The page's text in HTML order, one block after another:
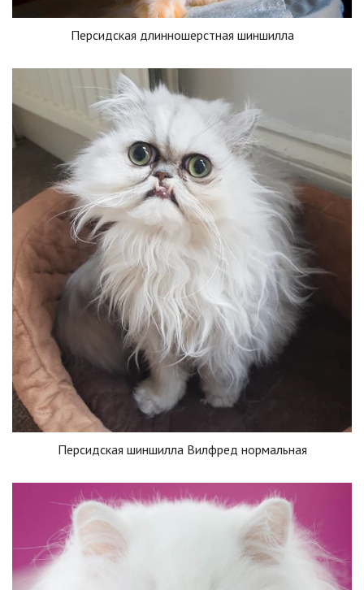
Персидская длинношерстная шиншилла
Персидская шиншилла Вилфред нормальная